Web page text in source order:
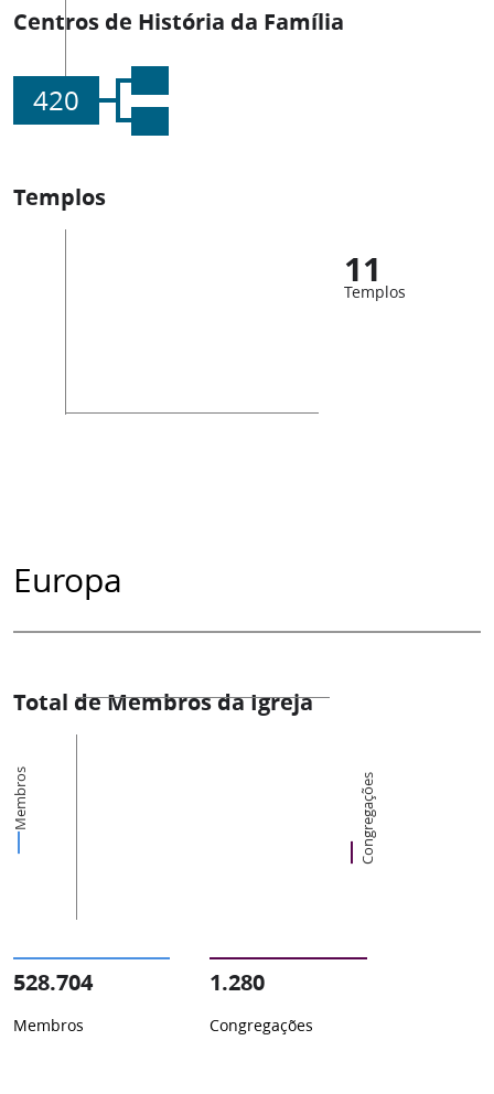
Centros de História da Família
420
Templos
11
Templos
Europa
Total de Membros da Igreja
Membros Congregações
528.704
Membros
1.280
Congregações